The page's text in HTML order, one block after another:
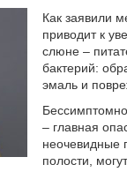
Как заявили
приводит к
слюне –
бактерий:
эмаль и
– главная
неочевидные
полости,